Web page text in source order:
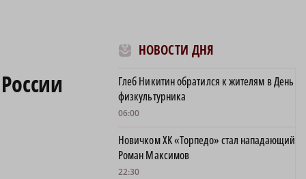
НОВОСТИ ДНЯ
Глеб Никитин обратился к жителям в День
физкультурника
06:00
Новичком ХК «Торпедо» стал нападающий
Роман Максимов
22:30